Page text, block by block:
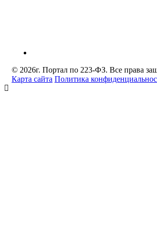
© 2026г. Портал по 223-ФЗ. Все права
Карта сайта Политика